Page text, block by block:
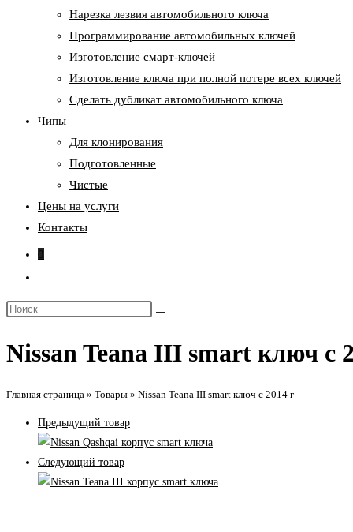
Нарезка лезвия автомобильного ключа
Программирование автомобильных ключей
Изготовление смарт-ключей
Изготовление ключа при полной потере всех ключей
Cделать дубликат автомобильного ключа
Чипы
Для клонирования
Подготовленные
Чистые
Цены на услуги
Контакты
0
по
сайту
Поиск
сайте
Nissan Teana III smart ключ с
Главная страница » Товары » Nissan Teana III smart ключ с 2014 г
Предыдущий товар
Следующий товар